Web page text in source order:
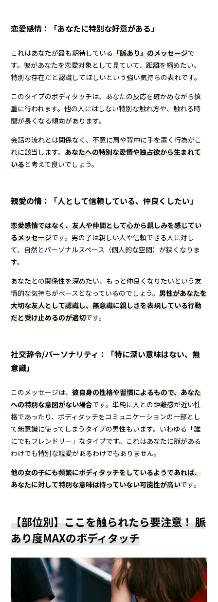
恋愛感情：「あなたに特別な好意がある」
これはあなたが最も期待している「脈あり」のメッセージで
す。彼があなたを恋愛対象として見ていて、距離を縮めたい、
特別な存在だと認識してほしいという強い気持ちの表れです。
このタイプのボディタッチは、あなたの反応を確かめながら慎
重に行われます。他の人にはしない特別な触れ方や、触れる時
間が長くなる傾向があります。
会話の流れとは関係なく、不意に肩や背中に手を置く行為がこ
れに該当します。あなたへの特別な愛情や独占欲から生まれて
いると考えて良いでしょう。
親愛の情：「人として信頼している、仲良くしたい」
恋愛感情ではなく、友人や仲間として心から親しみを感じてい
るメッセージです。男の子は親しい人や信頼できる人に対し
て、自然とパーソナルスペース（個人的な空間）が狭くなりま
す。
あなたとの関係性を深めたい、もっと仲良くなりたいという友
情的な気持ちがベースとなっているのでしょう。男性があなたを
大切な友人として認識し、無意識に親しさを表現している行動
だと受け止めるのが適切です。
社交辞令/パーソナリティ：「特に深い意味はない、無
意識」
このメッセージは、彼自身の性格や習慣によるもので、あなた
への特別な意図がない場合です。単純に人との距離感が近い性
格であったり、ボディタッチをコミュニケーションの一部とし
て無意識に使ってしまうタイプの男性もいます。いわゆる「誰
にでもフレンドリー」なタイプです。これはあなたに脈がある
わけでも特別な親愛があるわけでもありません。
他の女の子にも頻繁にボディタッチをしているようであれば、
あなたに対して特別な意味は持っていない可能性が高いです。
【部位別】ここを触られたら要注意！ 脈
あり度MAXのボディタッチ